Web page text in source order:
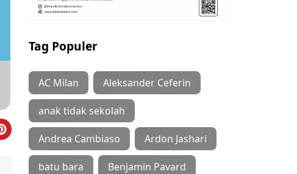
Tag Populer
AC Milan Aleksander Ceferin
anak tidak sekolah
Andrea Cambiaso Ardon Jashari
batu bara Benjamin Pavard